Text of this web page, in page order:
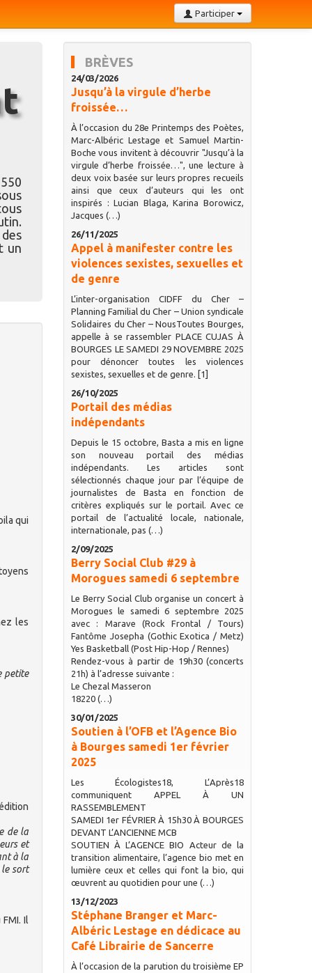
Participer
un
qui
les
petite
de la
et
à la
sort
Il
BRÈVES
24/03/2026
Jusqu’à la virgule d’herbe
froissée…
À l’occasion du 28e Printemps des Poètes,
Marc-Albéric Lestage et Samuel Martin-
Boche vous invitent à découvrir "Jusqu’à la
virgule d’herbe froissée…", une lecture à
deux voix basée sur leurs propres recueils
ainsi que ceux d’auteurs qui les ont
inspirés : Lucian Blaga, Karina Borowicz,
Jacques (…)
26/11/2025
Appel à manifester contre les
violences sexistes, sexuelles et
de genre
L’inter-organisation CIDFF du Cher –
Planning Familial du Cher – Union syndicale
Solidaires du Cher – NousToutes Bourges,
appelle à se rassembler PLACE CUJAS À
BOURGES LE SAMEDI 29 NOVEMBRE 2025
pour dénoncer toutes les violences
sexistes, sexuelles et de genre. [1]
26/10/2025
Portail des médias
indépendants
Depuis le 15 octobre, Basta a mis en ligne
son nouveau portail des médias
indépendants. Les articles sont
sélectionnés chaque jour par l’équipe de
journalistes de Basta en fonction de
critères expliqués sur le portail. Avec ce
portail de l’actualité locale, nationale,
internationale, pas (…)
2/09/2025
Berry Social Club #29 à
Morogues samedi 6 septembre
Le Berry Social Club organise un concert à
Morogues le samedi 6 septembre 2025
avec : Marave (Rock Frontal / Tours)
Fantôme Josepha (Gothic Exotica / Metz)
Yes Basketball (Post Hip-Hop / Rennes)
Rendez-vous à partir de 19h30 (concerts
21h) à l’adresse suivante :
Le Chezal Masseron
18220 (…)
30/01/2025
Soutien à l’OFB et l’Agence Bio
à Bourges samedi 1er février
2025
Les Écologistes18, L’Après18
communiquent APPEL À UN
RASSEMBLEMENT
SAMEDI 1er FÉVRIER À 15h30 À BOURGES
DEVANT L’ANCIENNE MCB
SOUTIEN À L’AGENCE BIO Acteur de la
transition alimentaire, l’agence bio met en
lumière ceux et celles qui font la bio, qui
œuvrent au quotidien pour une (…)
13/12/2023
Stéphane Branger et Marc-
Albéric Lestage en dédicace au
Café Librairie de Sancerre
À l’occasion de la parution du troisième EP